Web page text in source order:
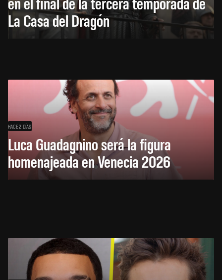
La Casa del Dragón
HACE 2 DÍAS
Luca Guadagnino será la figura
homenajeada en Venecia 2026